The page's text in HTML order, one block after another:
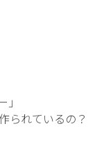
ているの？